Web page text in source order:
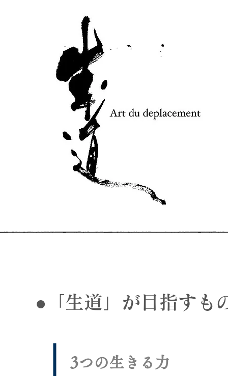
●「生道」が目指すも
3つの生きる力